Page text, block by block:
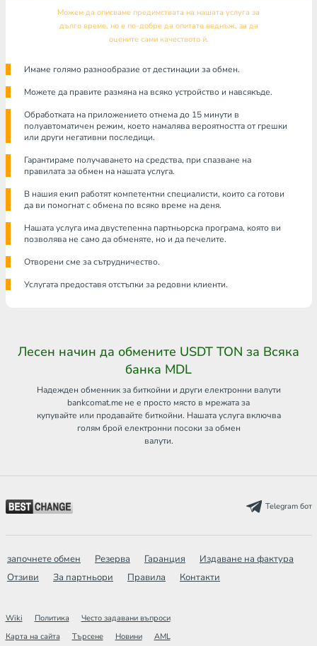
Можем да описваме предимствата на нашата услуга за
дълго време, но е по-добре да опитате веднъж, за да
оцените сами качеството й.
Имаме голямо разнообразие от дестинации за обмен.
Можете да правите размяна на всяко устройство и навсякъде.
Обработката на приложението отнема до 15 минути в
полуавтоматичен режим, което намалява вероятността от грешки
или други негативни последици.
Гарантираме получаването на средства, при спазване на
правилата за обмен на нашата услуга.
В нашия екип работят компетентни специалисти, които са готови
да ви помогнат с обмена по всяко време на деня.
Нашата услуга има двустепенна партньорска програма, която ви
позволява не само да обменяте, но и да печелите.
Отворени сме за сътрудничество.
Услугата предоставя отстъпки за редовни клиенти.
Лесен начин да обмените USDT TON за Всяка
банка MDL
Надежден обменник за биткойни и други електронни валути
bankcomat.me не е просто място в мрежата за
купувайте или продавайте биткойни. Нашата услуга включва
голям брой електронни посоки за обмен
валути.
Telegram бот
започнете обмен Резерва Гаранция
Издаване на фактура
Отзиви
За партньори Правила Контакти
Wiki Политика
Често задавани въпроси
Карта на сайта
Търсене Новини AML